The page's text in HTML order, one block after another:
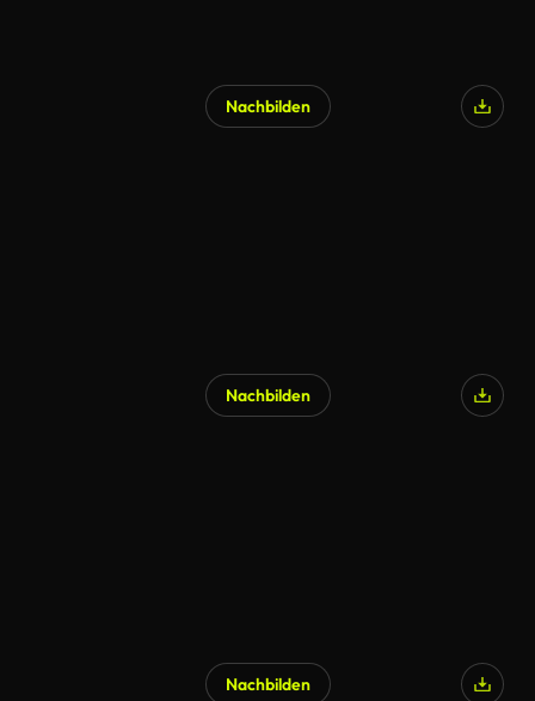
Nachbilden
Nachbilden
Nachbilden